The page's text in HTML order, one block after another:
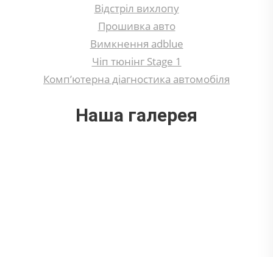
Відстріл вихлопу
Прошивка авто
Вимкнення adblue
Чіп тюнінг Stage 1
Комп’ютерна діагностика автомобіля
Наша галерея